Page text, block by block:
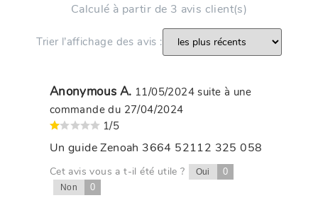
Calculé à partir de 3 avis client(s)
Trier l’affichage des avis :
Anonymous A. 11/05/2024 suite à une
commande du 27/04/2024
1/5
Un guide Zenoah 3664 52112 325 058
Cet avis vous a t-il été utile ? Oui 0
Non 0